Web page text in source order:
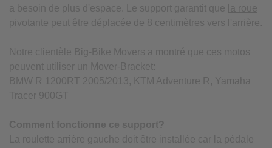
a besoin de plus d'espace. Le support garantit que la roue
pivotante peut être déplacée de 8 centimètres vers l'arrière.
Notre clientèle Big-Bike Movers a montré que ces motos
peuvent utiliser un Mover-Bracket:
BMW R 1200RT 2005/2013, KTM Adventure R, Yamaha
Tracer 900GT
Comment fonctionne ce support?
La roulette arrière gauche doit être installée car la pédale